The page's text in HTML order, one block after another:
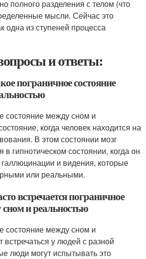
полного разделения с телом (что
мысли. Сейчас это
одна из ступеней процесса
и ответы:
пограничное состояние
состояние между сном и
когда человек находится на
В этом состоянии мозг
в гипнотическом состоянии, когда он
и видения, которые
или реальными.
встречается пограничное
сном и реальностью
состояние между сном и
у людей с разной
люди могут испытывать это